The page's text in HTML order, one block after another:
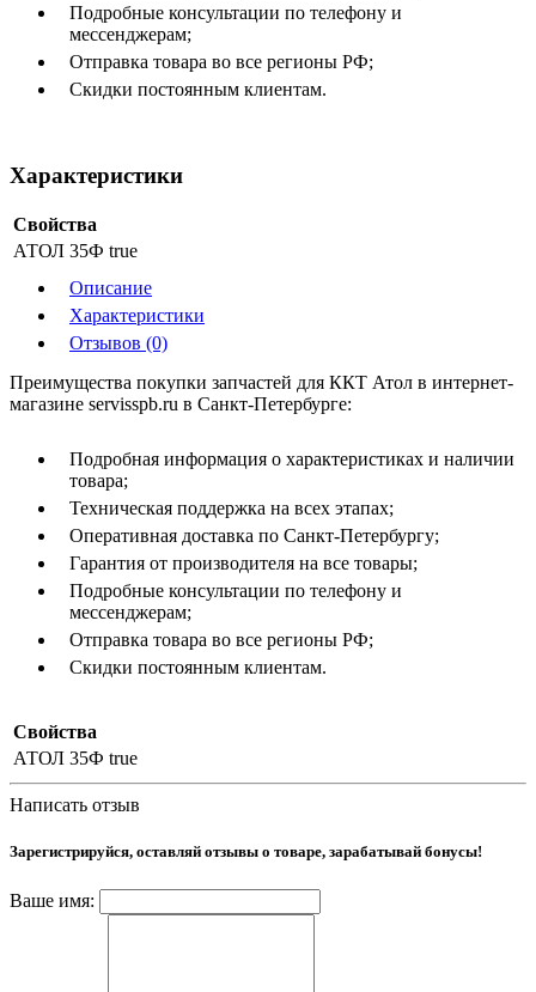
Подробные консультации по телефону и
мессенджерам;
Отправка товара во все регионы РФ;
Скидки постоянным клиентам.
Характеристики
Свойства
АТОЛ 35Ф true
Описание
Характеристики
Отзывов (0)
Преимущества покупки запчастей для ККТ Атол в интернет-
магазине servisspb.ru в Санкт-Петербурге:
Подробная информация о характеристиках и наличии
товара;
Техническая поддержка на всех этапах;
Оперативная доставка по Санкт-Петербургу;
Гарантия от производителя на все товары;
Подробные консультации по телефону и
мессенджерам;
Отправка товара во все регионы РФ;
Скидки постоянным клиентам.
Свойства
АТОЛ 35Ф true
Написать отзыв
Зарегистрируйся, оставляй отзывы о товаре, зарабатывай бонусы!
Ваше имя: